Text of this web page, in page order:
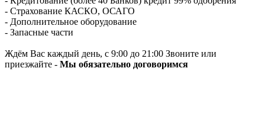
- Страхование КАСКО, ОСАГО
- Дополнительное оборудование
- Запасные части
Ждём Вас каждый день, с 9:00 до 21:00 Звоните или
приезжайте - Мы обязательно договоримся